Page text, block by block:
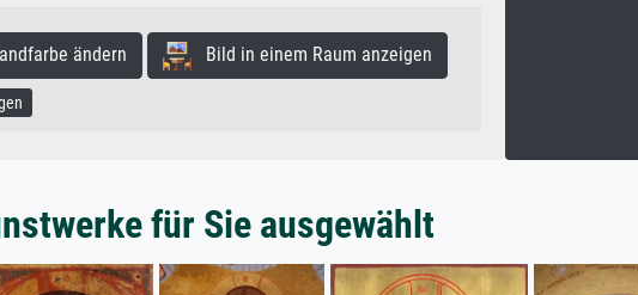
ändern Bild in einem Raum anzeigen
für Sie ausgewählt